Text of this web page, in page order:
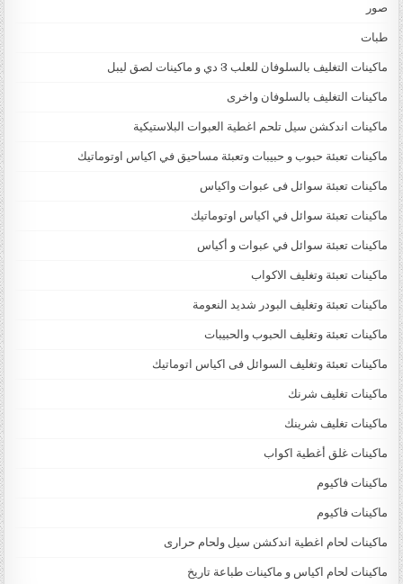
صور
طبات
ماكينات التغليف بالسلوفان للعلب 3 دي و ماكينات لصق ليبل
ماكينات التغليف بالسلوفان واخرى
ماكينات اندكشن سيل تلحم اغطية العبوات البلاستيكية
ماكينات تعبئة حبوب و حبيبات وتعبئة مساحيق في اكياس اوتوماتيك
ماكينات تعبئة سوائل فى عبوات واكياس
ماكينات تعبئة سوائل في اكياس اوتوماتيك
ماكينات تعبئة سوائل في عبوات و أكياس
ماكينات تعبئة وتغليف الاكواب
ماكينات تعبئة وتغليف البودر شديد النعومة
ماكينات تعبئة وتغليف الحبوب والحبيبات
ماكينات تعبئة وتغليف السوائل فى اكياس اتوماتيك
ماكينات تغليف شرنك
ماكينات تغليف شرينك
ماكينات غلق أغطية اكواب
ماكينات فاكيوم
ماكينات فاكيوم
ماكينات لحام اغطية اندكشن سيل ولحام حرارى
ماكينات لحام اكياس و ماكينات طباعة تاريخ